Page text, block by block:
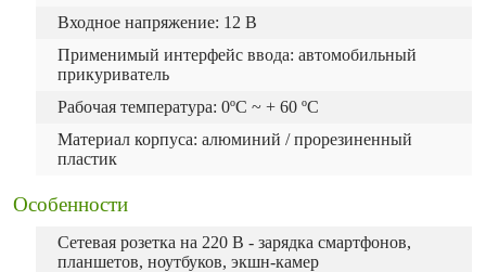
Входное напряжение: 12 В
Применимый интерфейс ввода: автомобильный
прикуриватель
Рабочая температура: 0ºC ~ + 60 ºC
Материал корпуса: алюминий / прорезиненный
пластик
Особенности
Сетевая розетка на 220 В - зарядка смартфонов,
планшетов, ноутбуков, экшн-камер